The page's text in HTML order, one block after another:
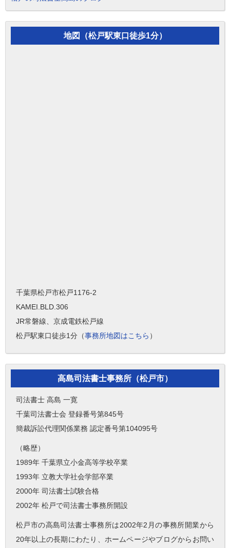
地図（松戸駅東口徒歩1分）
千葉県松戸市松戸1176-2
KAMEI.BLD.306
JR常磐線、京成電鉄松戸線
松戸駅東口徒歩1分（事務所地図はこちら ）
高島司法書士事務所（松戸市）
司法書士 高島 一寛
千葉司法書士会 登録番号第845号
簡裁訴訟代理関係業務 認定番号第104095号
（略歴）
1989年 千葉県立小金高等学校卒業
1993年 立教大学社会学部卒業
2000年 司法書士試験合格
2002年 松戸で司法書士事務所開設
松戸市の高島司法書士事務所は2002年2月の事務所開業から
20年以上の長期にわたり、ホームページやブログからお問い